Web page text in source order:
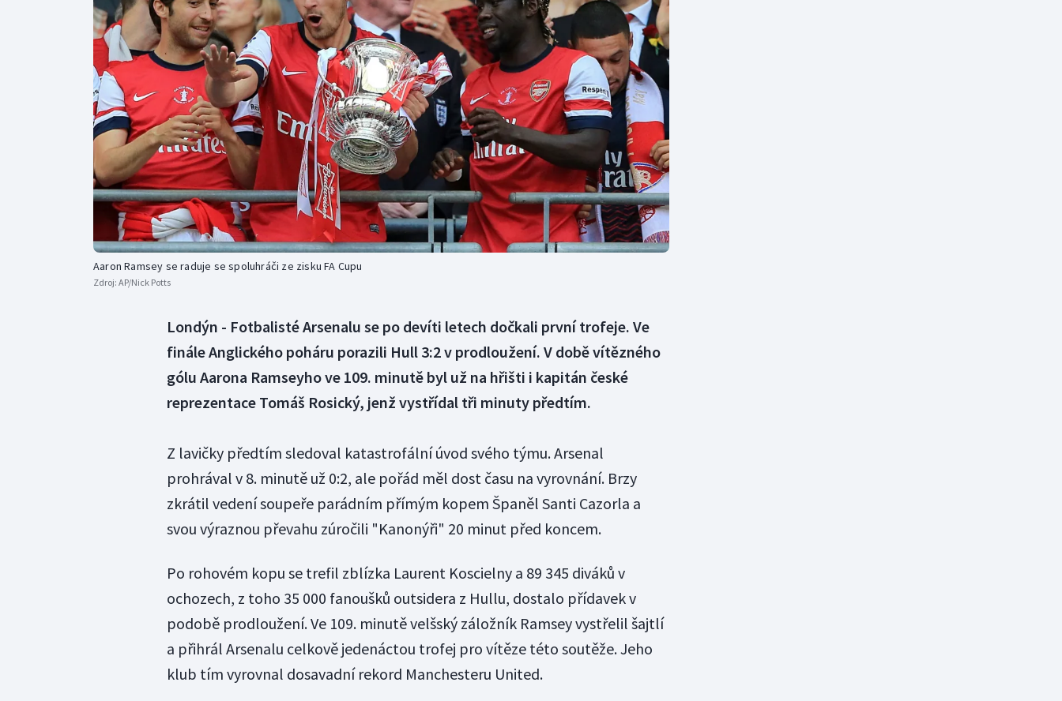
Curling
Dostihy
Florbal
Futsal
Golf
Gymnastika
Moderní pětiboj
Motorsport
Olympijské hry
Parasport
Plavání
Plážový volejbal
Triatlon
Veslování
Vodní slalom
Volejbal
Ostatní
Aaron Ramsey se raduje se spoluhráči ze zisku FA Cupu
Zdroj: AP/Nick Potts
Londýn - Fotbalisté Arsenalu se po devíti letech dočkali první trofeje. Ve
finále Anglického poháru porazili Hull 3:2 v prodloužení. V době vítězného
gólu Aarona Ramseyho ve 109. minutě byl už na hřišti i kapitán české
reprezentace Tomáš Rosický, jenž vystřídal tři minuty předtím.
Z lavičky předtím sledoval katastrofální úvod svého týmu. Arsenal
prohrával v 8. minutě už 0:2, ale pořád měl dost času na vyrovnání. Brzy
zkrátil vedení soupeře parádním přímým kopem Španěl Santi Cazorla a
svou výraznou převahu zúročili "Kanonýři" 20 minut před koncem.
Po rohovém kopu se trefil zblízka Laurent Koscielny a 89 345 diváků v
ochozech, z toho 35 000 fanoušků outsidera z Hullu, dostalo přídavek v
podobě prodloužení. Ve 109. minutě velšský záložník Ramsey vystřelil šajtlí
a přihrál Arsenalu celkově jedenáctou trofej pro vítěze této soutěže. Jeho
klub tím vyrovnal dosavadní rekord Manchesteru United.